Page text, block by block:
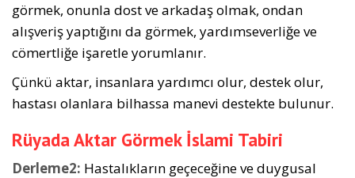
görmek, onunla dost ve arkadaş olmak, ondan
alışveriş yaptığını da gör­mek, yardımseverliğe ve
cömertliğe işaretle yorumlanır.
Çünkü aktar, insanlara yardımcı olur, destek olur,
hastası olanlara bilhassa manevi destekte bulunur.
Rüyada Aktar Görmek İslami Tabiri
Derleme2: Hastalıkların geçeceğine ve duygusal